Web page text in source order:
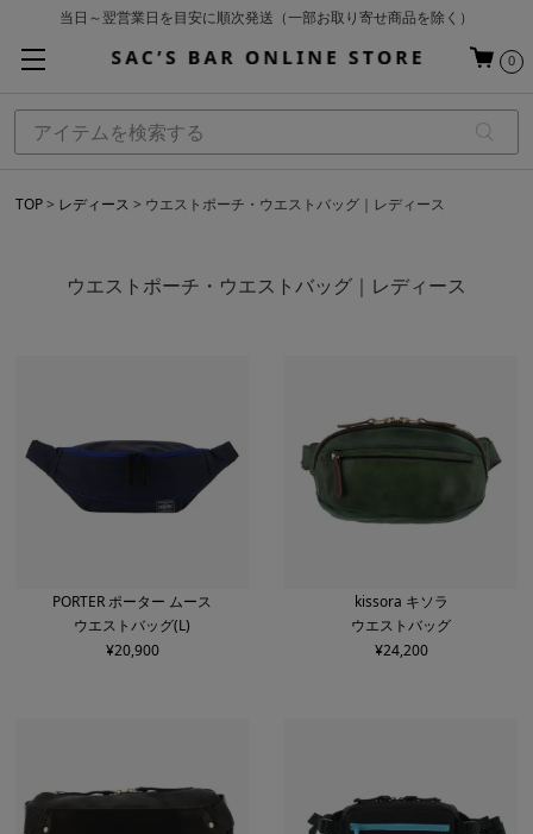
当日～翌営業日を目安に順次発送（一部お取り寄せ商品を除く）
基本配送料 ¥550(沖縄・離島を除く)
0
TOP レディース ウエストポーチ・ウエストバッグ｜レディース
ウエストポーチ・ウエストバッグ｜レディース
PORTER ポーター ムース
ウエストバッグ(L)
¥20,900
kissora キソラ
ウエストバッグ
¥24,200